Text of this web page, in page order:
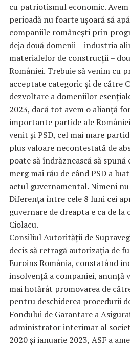
cu patriotismul economic.
perioadă nu foarte uşoară să
companiile româneşti prin
deja două domenii – industria
materialelor de construcţii –
României. Trebuie să venim cu
acceptate categoric şi de către
dezvoltare a domeniilor
2023, dacă tot avem o alianţă
importante partide ale
venit şi PSD, cel mai mare
plus valoare necontestată de
poate să îndrăznească să
merg mai rău de când PSD a
actul guvernamental. Nimeni
Diferenţa între cele 8 luni cei
guvernare de dreapta e ca de la
Ciolacu.
Consiliul Autorităţii de
decis să retragă autorizaţia de
Euroins România, constatând
insolvenţă a companiei, anunţă
mai hotărât promovarea de
pentru deschiderea procedurii
Fondului de Garantare a
administrator interimar al
2020 şi ianuarie 2023, ASF a